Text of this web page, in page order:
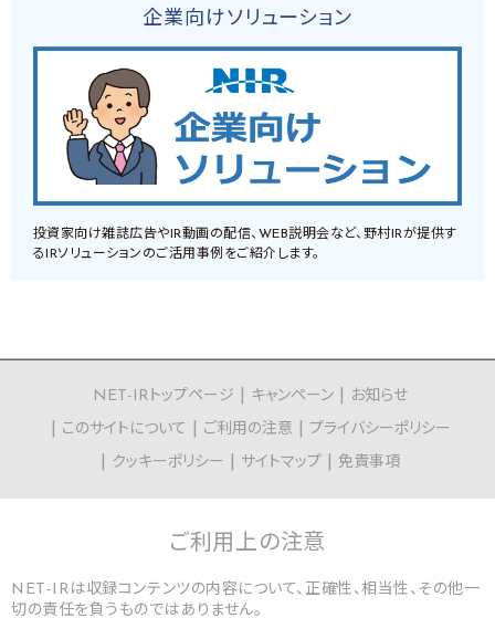
企業向けソリューション
投資家向け雑誌広告やIR動画の配信、WEB説明会など、野村IRが提供す
るIRソリューションのご活用事例をご紹介します。
NET-IRトップページ キャンペーン
お知らせ
このサイトについて
ご利用の注意
プライバシーポリシー
クッキーポリシー
サイトマップ 免責事項
ご利用上の注意
NET-IRは収録コンテンツの内容について、正確性、相当性、その他一
切の責任を負うものではありません。